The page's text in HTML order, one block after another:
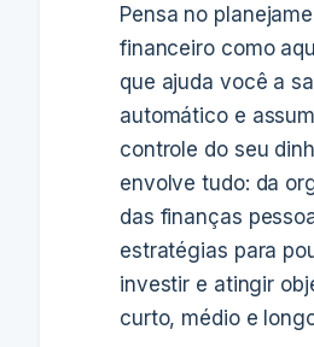
Pensa no
financeiro como
que ajuda você a
automático e
controle do seu
envolve tudo: da
das finanças
estratégias para
investir e atingir
curto, médio e